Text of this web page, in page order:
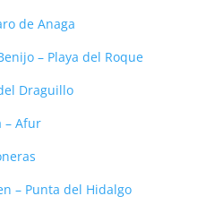
de Anaga
– Playa del Roque
Draguillo
– Afur
– Punta del Hidalgo